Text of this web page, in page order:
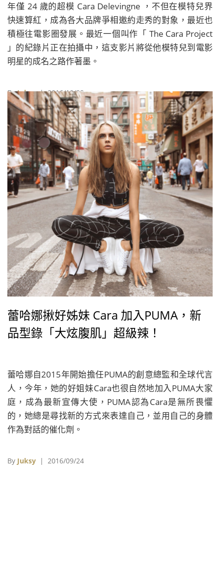
年僅 24 歲的超模 Cara Delevingne ，不但在模特兒界
快速算紅，成為各大品牌爭相邀約走秀的對象，最近也
積極往電影圈發展。最近一個叫作「 The Cara Project
」的紀錄片正在拍攝中，這支影片將從他模特兒到電影
明星的成名之路作著墨。
ByJuksy| 2016/10/29
蕾哈娜揪好姊妹 Cara 加入PUMA，新
品型錄「大炫腹肌」超級辣！
蕾哈娜自2015年開始擔任PUMA的創意總監和全球代言
人，今年，她的好姐妹Cara也很自然地加入PUMA大家
庭，成為最新宣傳大使，PUMA認為Cara是無所畏懼
的，她總是尋找新的方式來表達自己，並用自己的身體
作為對話的催化劑。
By Juksy | 2016/09/24